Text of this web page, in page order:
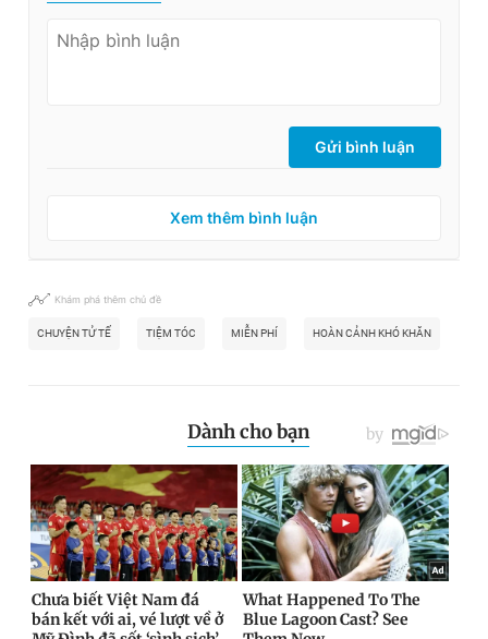
Gửi bình luận
Xem thêm bình luận
Khám phá thêm chủ đề
CHUYỆN TỬ TẾ TIỆM TÓC MIỄN PHÍ HOÀN CẢNH KHÓ KHĂN